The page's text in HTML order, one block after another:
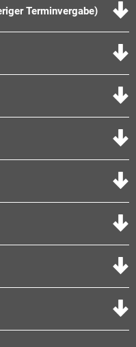
Terminvergabe)